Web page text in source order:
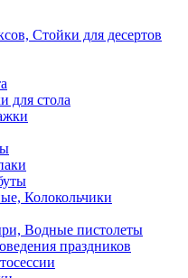
Стойки для десертов
для стола
Колокольчики
Водные пистолеты
праздников